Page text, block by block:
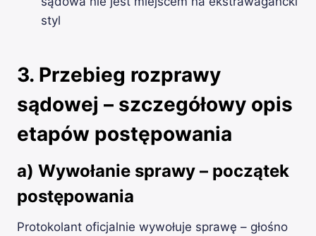
styl
3. Przebieg rozprawy
sądowej – szczegółowy opis
etapów postępowania
a) Wywołanie sprawy – początek
postępowania
Protokolant oficjalnie wywołuje sprawę – głośno